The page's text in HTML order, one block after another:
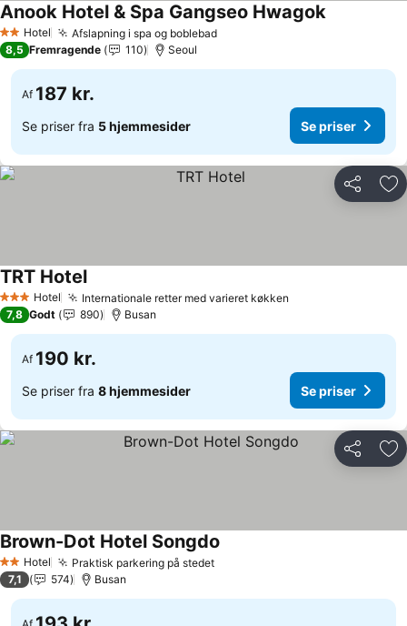
2 Stjerner
Hotel Afslapning i spa og boblebad
Anook Hotel & Spa Gangseo Hwagok
8,5 Fremragende 110 Seoul
Af 187 kr.
Se priser fra 5 hjemmesider Se priser
Del
3 StjernerHotel Internationale retter med varieret køkken
TRT Hotel
7,8 Godt 890 Busan
Af 190 kr.
Se priser fra 8 hjemmesider Se priser
Del
2 Stjerner
Hotel Praktisk parkering på stedet
Brown-Dot Hotel Songdo
7,1 574 Busan
Af